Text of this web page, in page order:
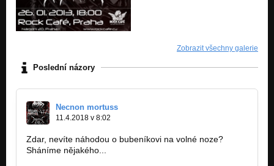
Zobrazit všechny galerie
Poslední názory
Necnon mortuss
11.4.2018 v 8:02
Zdar, nevíte náhodou o bubeníkovi na volné noze?
Sháníme nějakého...